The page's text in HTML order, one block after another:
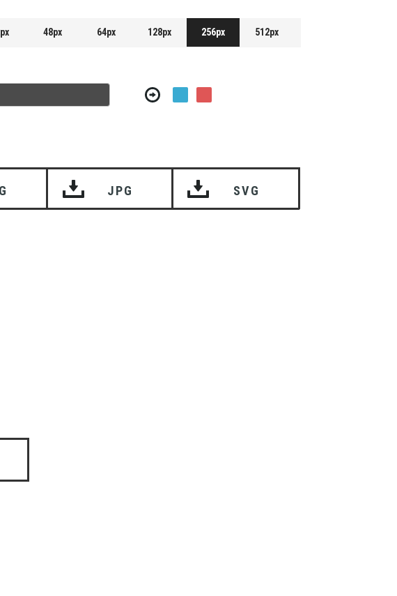
48px 64px 128px 256px 512px
JPG SVG